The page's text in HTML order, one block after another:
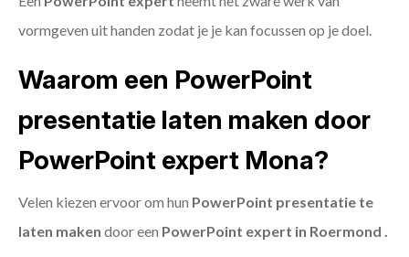
vormgeven uit handen zodat je je kan focussen op je doel.
Waarom een PowerPoint
presentatie laten maken door
PowerPoint expert Mona?
Velen kiezen ervoor om hun PowerPoint presentatie te
laten maken door een PowerPoint expert in Roermond .